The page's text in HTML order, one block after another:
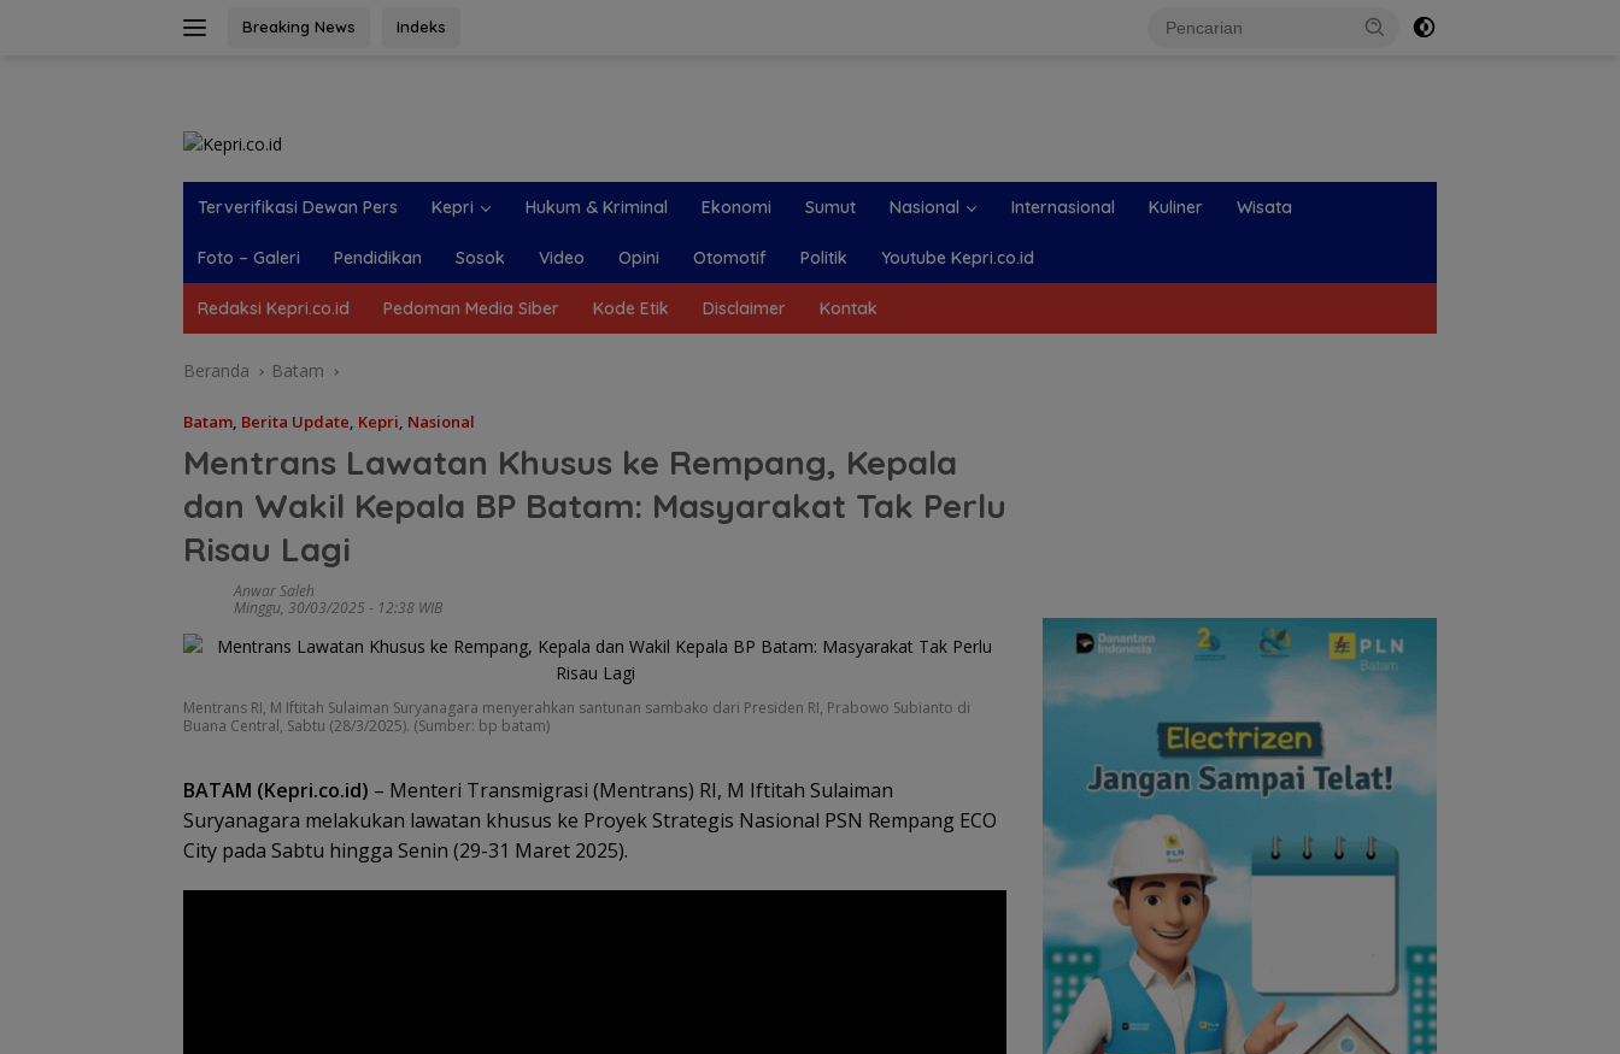
Breaking News Indeks
Terverifikasi Dewan Pers Kepri Hukum & Kriminal Ekonomi Sumut Nasional Internasional Kuliner Wisata
Foto – Galeri Pendidikan Sosok Video Opini Otomotif Politik Youtube Kepri.co.id
Redaksi Kepri.co.id Pedoman Media Siber Kode Etik Disclaimer Kontak
Beranda Batam
Batam, Berita Update, Kepri, Nasional
Mentrans Lawatan Khusus ke Rempang, Kepala
dan Wakil Kepala BP Batam: Masyarakat Tak Perlu
Risau Lagi
Anwar Saleh
Minggu, 30/03/2025 - 12:38 WIB
Mentrans RI, M Iftitah Sulaiman Suryanagara menyerahkan santunan sambako dari Presiden RI, Prabowo Subianto di
Buana Central, Sabtu (28/3/2025). (Sumber: bp batam)
BATAM (Kepri.co.id) – Menteri Transmigrasi (Mentrans) RI, M Iftitah Sulaiman
Suryanagara melakukan lawatan khusus ke Proyek Strategis Nasional PSN Rempang ECO
City pada Sabtu hingga Senin (29-31 Maret 2025).